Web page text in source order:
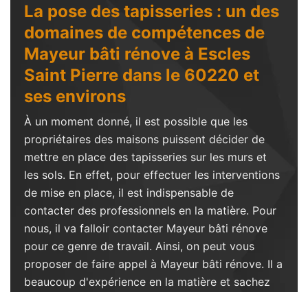
La pose des tapisseries : un des
domaines de compétences de
Mayeur bâti rénove à Escles
Saint Pierre dans le 60220 et
ses environs
À un moment donné, il est possible que les
propriétaires des maisons puissent décider de
mettre en place des tapisseries sur les murs et
les sols. En effet, pour effectuer les interventions
de mise en place, il est indispensable de
contacter des professionnels en la matière. Pour
nous, il va falloir contacter Mayeur bâti rénove
pour ce genre de travail. Ainsi, on peut vous
proposer de faire appel à Mayeur bâti rénove. Il a
beaucoup d'expérience en la matière et sachez